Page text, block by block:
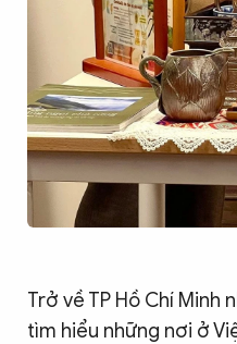
Trở về TP Hồ Chí Minh
tìm hiểu những nơi ở